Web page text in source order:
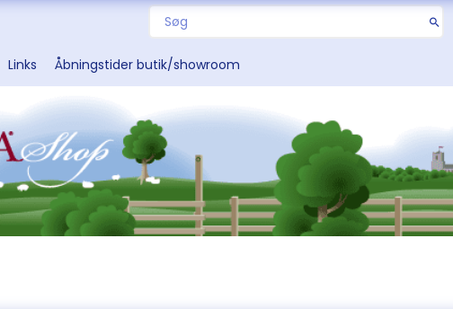
Links Åbningstider butik/showroom